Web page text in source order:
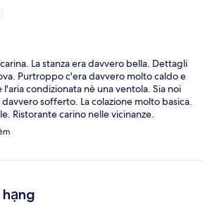
La stanza era davvero bella. Dettagli
Purtroppo c'era davvero molto caldo e
condizionata nè una ventola. Sia noi
sofferto. La colazione molto basica.
Ristorante carino nelle vicinanze.
e facile da raggiungere. Bellissimo
o un aperitivo.